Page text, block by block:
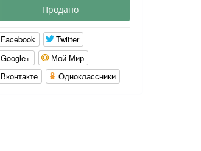
Продано
Facebook
Twitter
Google+
Мой Мир
Вконтакте
Одноклассники